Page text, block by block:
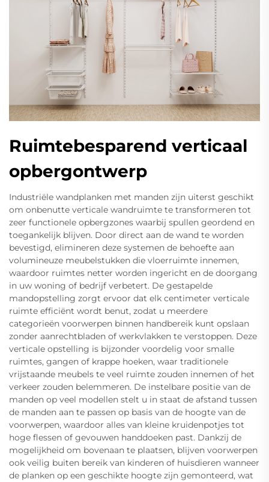
Ruimtebesparend verticaal
opbergontwerp
Industriële wandplanken met manden zijn uiterst geschikt
om onbenutte verticale wandruimte te transformeren tot
zeer functionele opbergzones waarbij spullen geordend en
toegankelijk blijven. Door direct aan de wand te worden
bevestigd, elimineren deze systemen de behoefte aan
volumineuze meubelstukken die vloerruimte innemen,
waardoor ruimtes netter worden ingericht en de doorgang
in uw woning of bedrijf verbetert. De gestapelde
mandopstelling zorgt ervoor dat elk centimeter verticale
ruimte efficiënt wordt benut, zodat u meerdere
categorieën voorwerpen binnen handbereik kunt opslaan
zonder aanrechtbladen of werkvlakken te verstoppen. Deze
verticale opstelling is bijzonder voordelig voor smalle
ruimtes, gangen of krappe hoeken, waar traditionele
vrijstaande meubels te veel ruimte zouden innemen of het
verkeer zouden belemmeren. De instelbare positie van de
manden op veel modellen stelt u in staat de afstand tussen
de manden aan te passen op basis van de hoogte van de
voorwerpen, waardoor alles van kleine kruidenpotjes tot
hoge flessen of gevouwen handdoeken past. Dankzij de
mogelijkheid om bovenaan te plaatsen, blijven voorwerpen
ook veilig buiten bereik van kinderen of huisdieren wanneer
de planken op een geschikte hoogte zijn gemonteerd, wat